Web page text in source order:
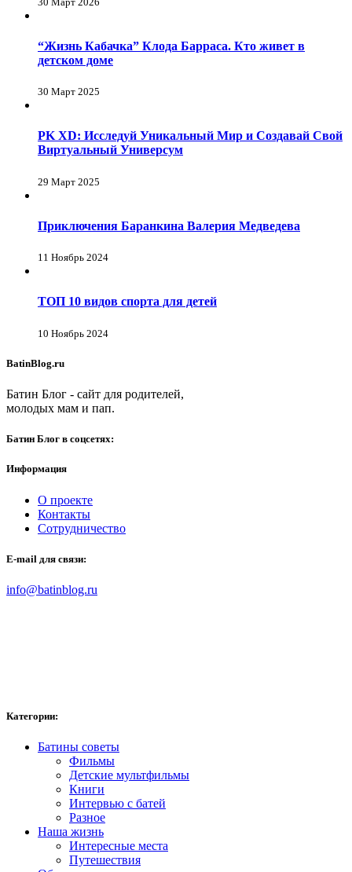
“Жизнь Кабачка” Клода Барраса. Кто живет в
детском доме
30 Март 2025
PK XD: Исследуй Уникальный Мир и Создавай Свой
Виртуальный Универсум
29 Март 2025
Приключения Баранкина Валерия Медведева
11 Ноябрь 2024
ТОП 10 видов спорта для детей
10 Ноябрь 2024
BatinBlog.ru
Батин Блог - сайт для родителей,
молодых мам и пап.
Батин Блог в соцсетях:
Информация
О проекте
Контакты
Сотрудничество
E-mail для связи:
info@batinblog.ru
Категории:
Батины советы
Фильмы
Детские мультфильмы
Книги
Интервью с батей
Разное
Наша жизнь
Интересные места
Путешествия